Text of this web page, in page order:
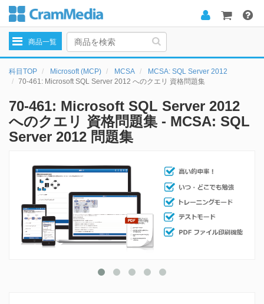
navigation
商品一覧
科目TOP Microsoft (MCP) MCSA
MCSA: SQL Server 2012
70-461: Microsoft SQL Server 2012 へのクエリ 資格問題集
70-461: Microsoft SQL Server 2012
へのクエリ 資格問題集 - MCSA: SQL
Server 2012 問題集